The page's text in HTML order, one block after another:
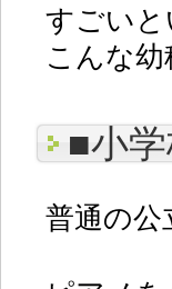
すごい
こんな幼
■小
普通の公